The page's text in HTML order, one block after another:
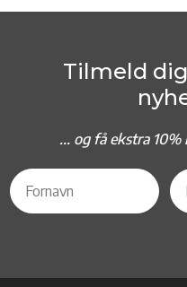
Tilmeld
... og få ekstra